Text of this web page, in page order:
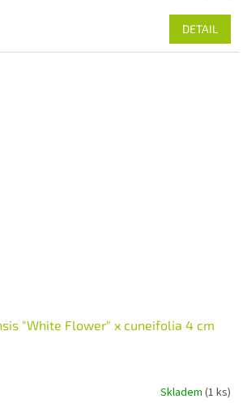
DETAIL
"White Flower" x cuneifolia 4 cm
Skladem (1 ks)